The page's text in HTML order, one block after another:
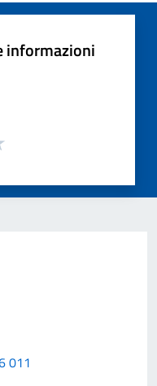
informazioni
011